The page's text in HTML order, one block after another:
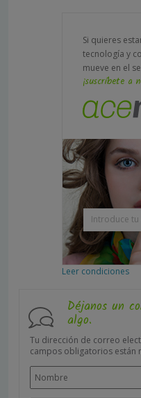
Si quieres
tecnología y
mueve en el
¡suscríbete a
Leer condiciones
Déjanos un
algo.
Tu dirección de correo
campos obligatorios están